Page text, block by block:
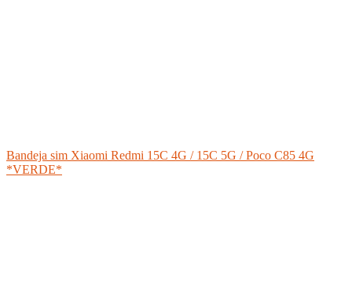
Bandeja sim Xiaomi Redmi 15C 4G / 15C 5G / Poco C85 4G
*VERDE*